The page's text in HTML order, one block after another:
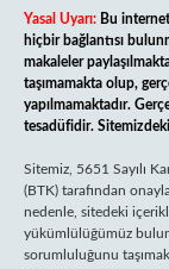
Yasal Uyarı: Bu
hiçbir bağlantısı
makaleler
taşımamakta olup,
yapılmamaktadır.
tesadüfidir.
Sitemiz, 5651 Sayılı
(BTK) tarafından
nedenle, sitedeki
yükümlülüğümüz
sorumluluğunu